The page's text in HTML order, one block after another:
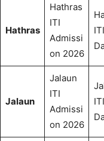
Hathras
Hathras
ITI
Admissi
on 2026
Jalaun
Jalaun
ITI
Admissi
on 2026